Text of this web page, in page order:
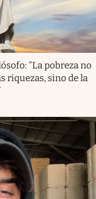
“La pobreza no
riquezas, sino de la